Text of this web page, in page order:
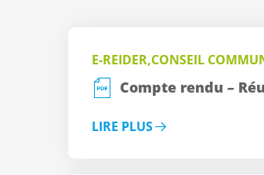
E-REIDER,CONSEIL
Compte rendu –
LIRE PLUS